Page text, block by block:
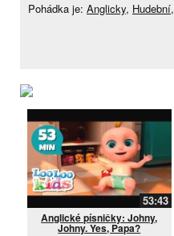
Pohádka je: Anglicky, Hudební,
53:43
Anglické písničky: Johny,
Johny. Yes, Papa?